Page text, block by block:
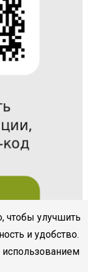
чтобы улучшить
и удобство.
использованием